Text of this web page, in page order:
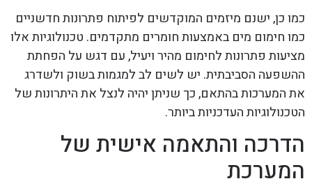
כמו כן, ישנם מיזמים המוקדשים לפיתוח פתרונות חדשניים
כמו חימום מים באמצעות חומרים מתקדמים. טכנולוגיות אלו
מציעות פתרונות לחימום מהיר ויעיל, עם דגש על הפחתת
ההשפעה הסביבתית. יש לשים לב למגמות בשוק ולשדרג
את המערכות בהתאם, כך שניתן יהיה לנצל את היתרונות של
הטכנולוגיות העדכניות ביותר.
הדרכה והתאמה אישית של
המערכת